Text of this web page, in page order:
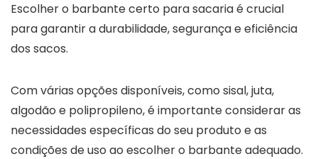
Escolher o barbante certo para sacaria é crucial
para garantir a durabilidade, segurança e eficiência
dos sacos.
Com várias opções disponíveis, como sisal, juta,
algodão e polipropileno, é importante considerar as
necessidades específicas do seu produto e as
condições de uso ao escolher o barbante adequado.